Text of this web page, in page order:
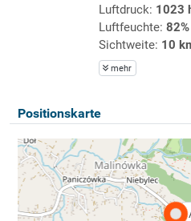
Luftdruck: 1023
Luftfeuchte: 82%
Sichtweite: 10
mehr
Positionskarte